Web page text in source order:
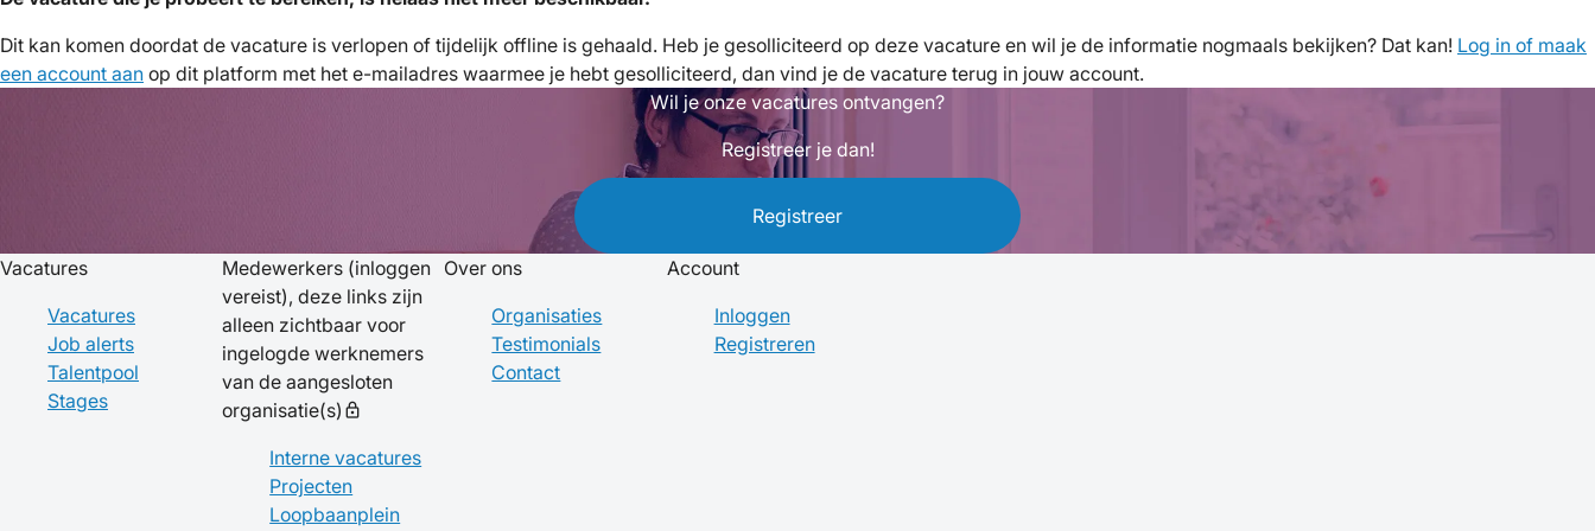
Dit kan komen doordat de vacature is verlopen of tijdelijk offline is gehaald. Heb je gesolliciteerd op deze vacature en wil je de informatie nogmaals bekijken? Dat kan! Log in of maak
een account aan op dit platform met het e-mailadres waarmee je hebt gesolliciteerd, dan vind je de vacature terug in jouw account.
Wil je onze vacatures ontvangen?
Registreer je dan!
Registreer
Vacatures
Vacatures
Job alerts
Talentpool
Stages
Medewerkers (inloggen
vereist), deze links zijn
alleen zichtbaar voor
ingelogde werknemers
van de aangesloten
organisatie(s) lock
Interne vacatures
Projecten
Loopbaanplein
Over ons
Organisaties
Testimonials
Contact
Account
Inloggen
Registreren